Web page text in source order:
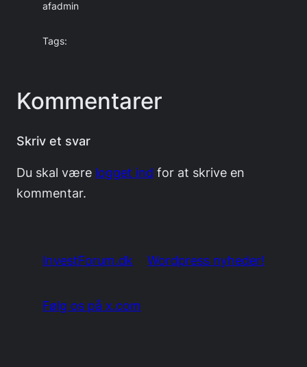
afadmin
Tags:
Kommentarer
Skriv et svar
Du skal være logget ind for at skrive en
kommentar.
InvestForum.dk Wordpress nyheder!
Følg os på x.com